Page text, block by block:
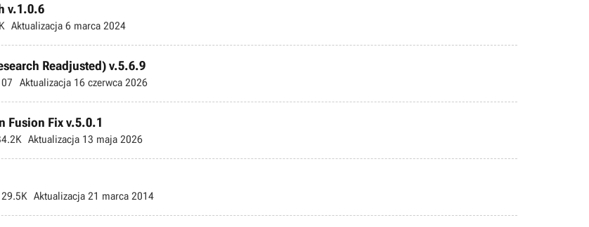
v.1.0.6
Aktualizacja 6 marca 2024
Readjusted) v.5.6.9
Aktualizacja 16 czerwca 2026
Fusion Fix v.5.0.1
Aktualizacja 13 maja 2026
Aktualizacja 21 marca 2014